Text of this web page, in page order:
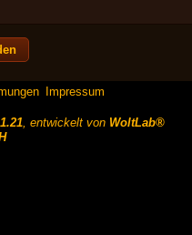
Impressum
, entwickelt von WoltLab®